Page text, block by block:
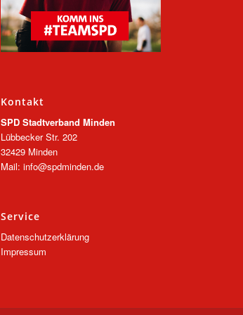
Kontakt
SPD Stadtverband Minden
Lübbecker Str. 202
32429 Minden
Mail: info@spdminden.de
Service
Datenschutzerklärung
Impressum